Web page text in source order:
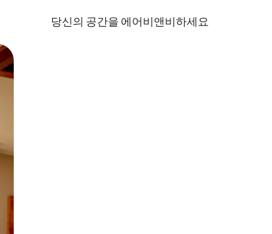
당신의 공간을 에어비앤비하세요